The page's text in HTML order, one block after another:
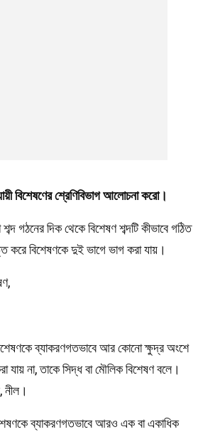
বিশেষণের শ্রেণিবিভাগ আলোচনা করো।
গঠনের দিক থেকে বিশেষণ শব্দটি কীভাবে গঠিত
করে বিশেষণকে দুই ভাগে ভাগ করা যায়।
ব্যাকরণগতভাবে আর কোনো ক্ষুদ্র অংশে
যায় না, তাকে সিদ্ধ বা মৌলিক বিশেষণ বলে।
নীল।
ব্যাকরণগতভাবে আরও এক বা একাধিক